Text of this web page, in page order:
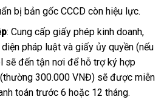
bị bản gốc CCCD còn hiệu lực.
: Cung cấp giấy phép kinh doanh,
pháp luật và giấy ủy quyền (nếu
sẽ đến tận nơi để hỗ trợ ký hợp
300.000 VNĐ) sẽ được miễn
toán trước 6 hoặc 12 tháng.